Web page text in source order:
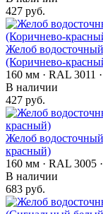
427 руб.
Желоб
(Коричнево-
160 мм · RAL 3011
В наличии
427 руб.
Желоб
красный)
160 мм · RAL 3005
В наличии
683 руб.